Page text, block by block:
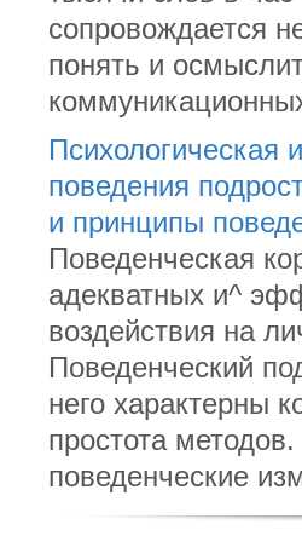
сопровождается
понять и
Психологическая
поведения
и принципы
Поведенческая
адекватных и^
воздействия на
Поведенческий
него характерны
простота
поведенческие